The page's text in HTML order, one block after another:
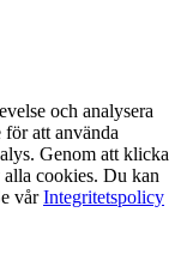
och analysera
att använda
Genom att klicka
cookies. Du kan
vårIntegritetspolicy